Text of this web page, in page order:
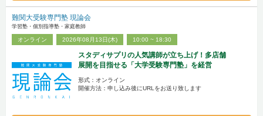
難関大受験専門塾 現論会
学習塾・個別指導塾・家庭教師
オンライン 2026年08月13日(木) 10:00 ~ 18:30
スタディサプリの人気講師が立ち上げ！多店舗
展開を目指せる「大学受験専門塾」を経営
形式：オンライン
開催方法：申し込み後にURLをお送り致します